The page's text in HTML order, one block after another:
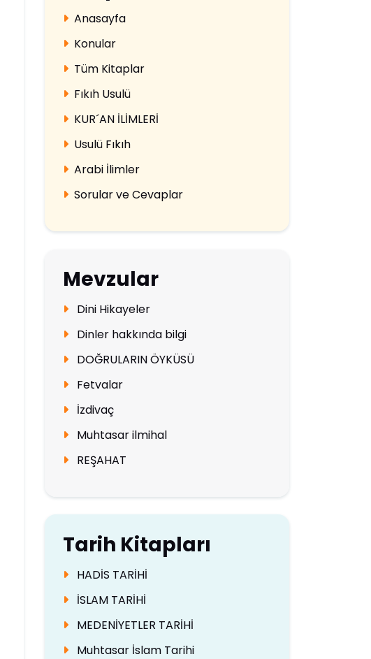
Anasayfa
Konular
Tüm Kitaplar
Fıkıh Usulü
KUR´AN İLİMLERİ
Usulü Fıkıh
Arabi İlimler
Sorular ve Cevaplar
Mevzular
Dini Hikayeler
Dinler hakkında bilgi
DOĞRULARIN ÖYKÜSÜ
Fetvalar
İzdivaç
Muhtasar ilmihal
REŞAHAT
Tarih Kitapları
HADİS TARİHİ
İSLAM TARİHİ
MEDENİYETLER TARİHİ
Muhtasar İslam Tarihi